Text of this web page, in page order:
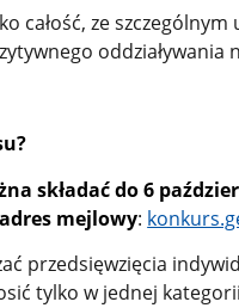
całość, ze
oddziaływania
składać do 6
mejlowy:
przedsięwzięcia
tylko w jednej